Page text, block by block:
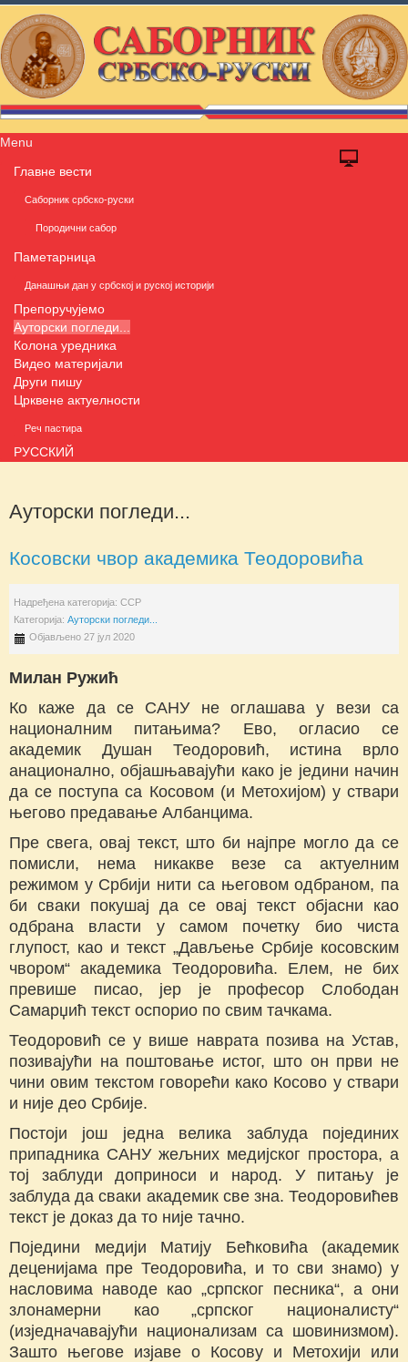
Menu
Главне вести
Саборник србско-руски
Породични сабор
Паметарница
Данашњи дан у србској и руској историји
Препоручујемо
Ауторски погледи...
Колона уредника
Видео материјали
Други пишу
Црквене актуелности
Реч пастира
РУССКИЙ
Ауторски погледи...
Косовски чвор академика Теодоровића
Надређена категорија: ССР
Категорија: Ауторски погледи...
Објављено 27 јул 2020
Милан Ружић
Ко каже да се САНУ не оглашава у вези са
националним питањима? Ево, огласио се
академик Душан Теодоровић, истина врло
анационално, објашњавајући како је једини начин
да се поступа са Косовом (и Метохијом) у ствари
његово предавање Албанцима.
Пре свега, овај текст, што би најпре могло да се
помисли, нема никакве везе са актуелним
режимом у Србији нити са његовом одбраном, па
би сваки покушај да се овај текст објасни као
одбрана власти у самом почетку био чиста
глупост, као и текст „Дављење Србије косовским
чвором“ академика Теодоровића. Елем, не бих
превише писао, јер је професор Слободан
Самарџић текст оспорио по свим тачкама.
Теодоровић се у више наврата позива на Устав,
позивајући на поштовање истог, што он први не
чини овим текстом говорећи како Косово у ствари
и није део Србије.
Постоји још једна велика заблуда појединих
припадника САНУ жељних медијског простора, а
тој заблуди доприноси и народ. У питању је
заблуда да сваки академик све зна. Теодоровићев
текст је доказ да то није тачно.
Поједини медији Матију Бећковића (академик
деценијама пре Теодоровића, и то сви знамо) у
насловима наводе као „српског песника“, а они
злонамерни као „српског националисту“
(изједначавајући национализам са шовинизмом).
Зашто његове изјаве о Косову и Метохији или